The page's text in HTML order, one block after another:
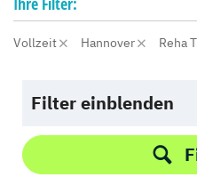
Vollzeit Hannover Reha
Filter einblenden